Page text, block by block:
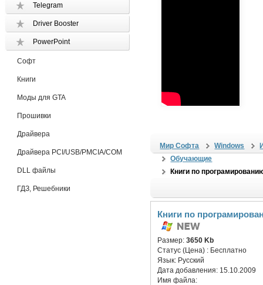
Telegram
Driver Booster
PowerPoint
Софт
Книги
Моды для GTA
Прошивки
Драйвера
Драйвера PCI/USB/PMCIA/COM
DLL файлы
ГДЗ, Решебники
Мир Софта Windows
Обучающие
Книги по
Книги по
Размер:3650 Kb
Статус (Цена) : Бесплатно
Язык: Русский
Дата добавления: 15.10.2009
Имя файла: